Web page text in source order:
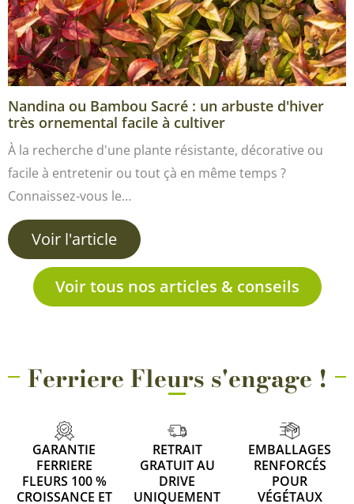
Nandina ou Bambou Sacré : un arbuste d'hiver
très ornemental facile à cultiver
À la recherche d'une plante résistante, décorative ou
facile à entretenir ou tout çà en même temps ?
Connaissez-vous le…
Voir l'article
Voir tous nos articles & conseils
Ferriere Fleurs s'engage !
GARANTIE
FERRIERE
FLEURS 100 %
CROISSANCE ET
RETRAIT
GRATUIT AU
DRIVE
UNIQUEMENT
EMBALLAGES
RENFORCÉS
POUR
VÉGÉTAUX